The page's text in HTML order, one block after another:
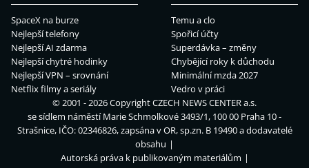
SpaceX na burze
Nejlepší telefony
Nejlepší AI zdarma
Nejlepší chytré hodinky
Nejlepší VPN – srovnání
Netflix filmy a seriály
Temu a clo
Spořicí účty
Superdávka – změny
Chybějící roky k důchodu
Minimální mzda 2027
Vedro v práci
© 2001 - 2026 CopyrightCZECH NEWS CENTER a.s.
se sídlem náměstí Marie Schmolkové 3493/1, 100 00 Praha 10 -
Strašnice, IČO: 02346826, zapsána v OR, sp.zn. B 19490 a dodavatelé
obsahu
Autorská práva k publikovaným materiálům